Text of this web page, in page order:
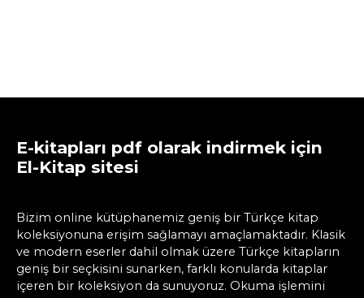
E-kitapları pdf olarak indirmek için
El-Kitap sitesi
Bizim online kütüphanemiz geniş bir Türkçe kitap
koleksiyonuna erişim sağlamayı amaçlamaktadır. Klasik
ve modern eserler dahil olmak üzere Türkçe kitapların
geniş bir seçkisini sunarken, farklı konularda kitaplar
içeren bir koleksiyon da sunuyoruz. Okuma işlemini